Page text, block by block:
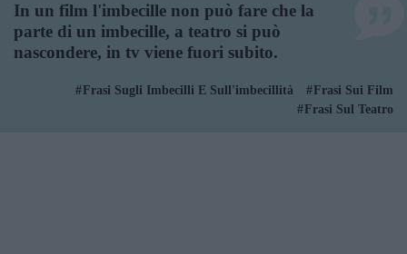
In un film l'imbecille non può fare che la
parte di un imbecille, a teatro si può
nascondere, in tv viene fuori subito.
Frasi Sugli Imbecilli E Sull'imbecillità
Frasi Sui Film
Frasi Sul Teatro